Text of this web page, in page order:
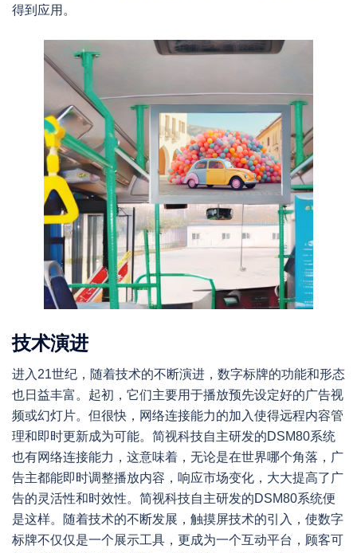
得到应用。
技术演进
进入21世纪，随着技术的不断演进，数字标牌的功能和形态
也日益丰富。起初，它们主要用于播放预先设定好的广告视
频或幻灯片。但很快，网络连接能力的加入使得远程内容管
理和即时更新成为可能。简视科技自主研发的DSM80系统
也有网络连接能力，这意味着，无论是在世界哪个角落，广
告主都能即时调整播放内容，响应市场变化，大大提高了广
告的灵活性和时效性。简视科技自主研发的DSM80系统便
是这样。随着技术的不断发展，触摸屏技术的引入，使数字
标牌不仅仅是一个展示工具，更成为一个互动平台，顾客可